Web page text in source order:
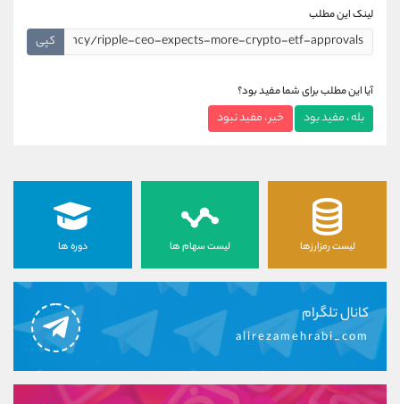
لینک این مطلب
کپی
آیا این مطلب برای شما مفید بود؟
بله ، مفید بود خیر ، مفید نبود
لیست رمزارزها لیست سهام ها دوره ها
کانال تلگرام
alirezamehrabi_com